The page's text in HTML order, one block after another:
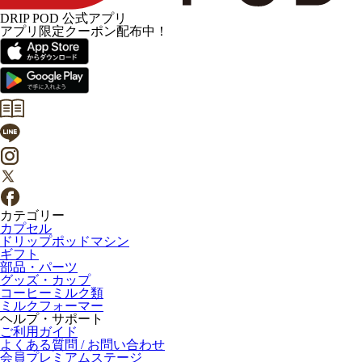
DRIP POD 公式アプリ
アプリ限定クーポン配布中！
カテゴリー
カプセル
ドリップポッドマシン
ギフト
部品・パーツ
グッズ・カップ
コーヒーミルク類
ミルクフォーマー
ヘルプ・サポート
ご利用ガイド
よくある質問 / お問い合わせ
会員プレミアムステージ